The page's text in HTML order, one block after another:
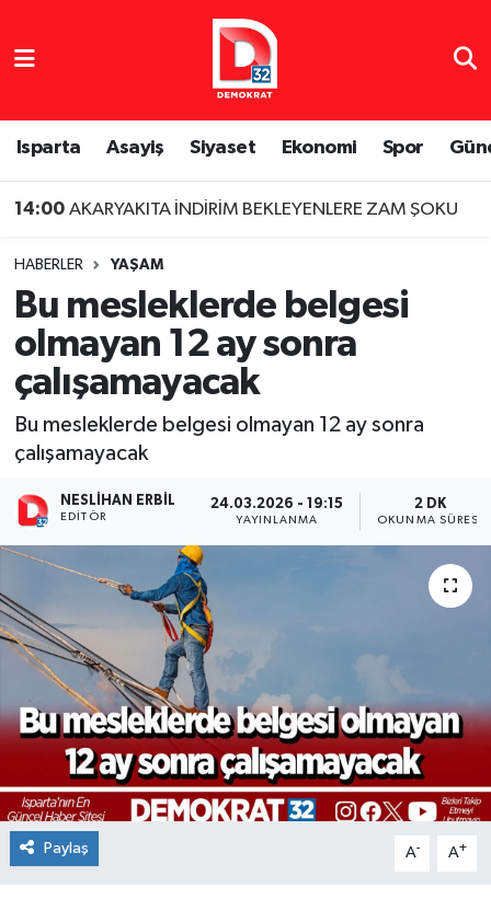
Isparta Asayiş Siyaset Ekonomi Spor
14:00 AKARYAKITA İNDİRİM BEKLEYENLERE ZAM ŞOKU
HABERLER YAŞAM
Bu mesleklerde belgesi
olmayan 12 ay sonra
çalışamayacak
Bu mesleklerde belgesi olmayan 12 ay sonra
çalışamayacak
NESLIHAN ERBIL
EDITÖR
24.03.2026 - 19:15
YAYINLANMA
2 DK
OKUNMA SÜRESI
Paylaş A- A+
Isparta Nöbetçi Eczaneler
Isparta Hava Durumu
Süper Lig Puan Durumu ve Fikstür
Tüm Manşetler
Son Dakika Haberleri